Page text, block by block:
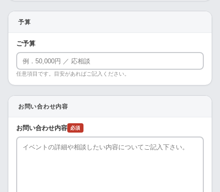
予算
ご予算
任意項目です。目安があればご記入ください。
お問い合わせ内容
お問い合わせ内容 必須